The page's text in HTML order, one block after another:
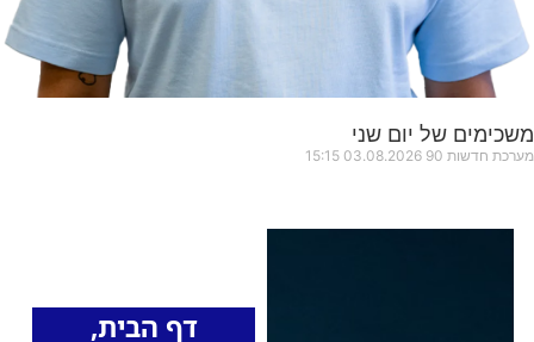
משכימים של יום שני
מערכת חדשות 90 03.08.2026
15:15
דף הבית,